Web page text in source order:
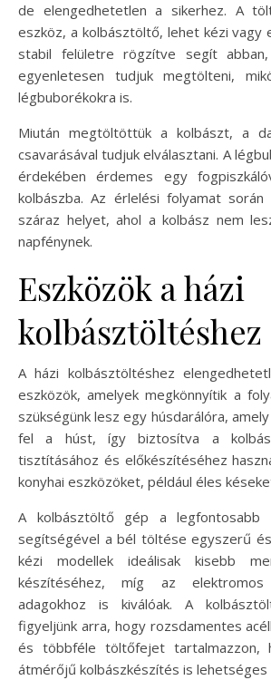
de elengedhetetlen a sikerhez. A
eszköz, a kolbásztöltő, lehet kézi vagy
stabil felületre rögzítve segít
egyenletesen tudjuk megtölteni,
légbuborékokra is.
Miután megtöltöttük a kolbászt, a
csavarásával tudjuk elválasztani. A
érdekében érdemes egy
kolbászba. Az érlelési folyamat során
száraz helyet, ahol a kolbász nem
napfénynek.
Eszközök a házi
kolbásztöltéshez
A házi kolbásztöltéshez
eszközök, amelyek megkönnyítik a
szükségünk lesz egy húsdarálóra,
fel a húst, így biztosítva a
tisztításához és előkészítéséhez
konyhai eszközöket, például éles
A kolbásztöltő gép a legfontosabb
segítségével a bél töltése egyszerű
kézi modellek ideálisak kisebb
készítéséhez, míg az
adagokhoz is kiválóak. A
figyeljünk arra, hogy rozsdamentes
és többféle töltőfejet tartalmazzon,
átmérőjű kolbászkészítés is lehetséges